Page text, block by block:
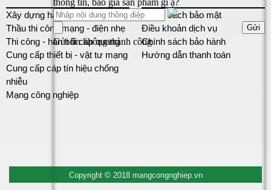
Xây dựng hạ tầng mạng
Thầu thi công mạng - điện nhẹ
Thi công - hàn nối cáp quang
Cung cấp thiết bị - vật tư mạng
Cung cấp cáp tín hiệu chống
nhiễu
Mạng công nghiệp
Chính sách bảo mật
Điều khoản dịch vụ
Chính sách bảo hành
Hướng dẫn thanh toán
Copyright © 2018 mangcongnghiep.vn